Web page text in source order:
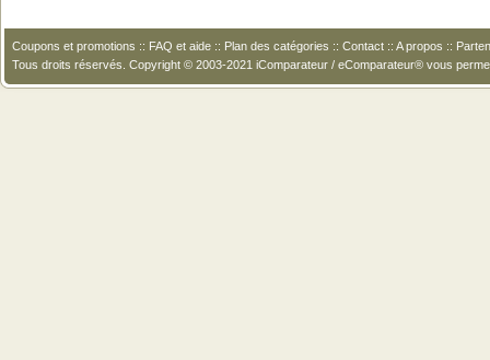
Coupons et promotions :: FAQ et aide :: Plan des catégories :: Contact :: A propos ::
Tous droits réservés. Copyright © 2003-2021 iComparateur / eComparateur® vous